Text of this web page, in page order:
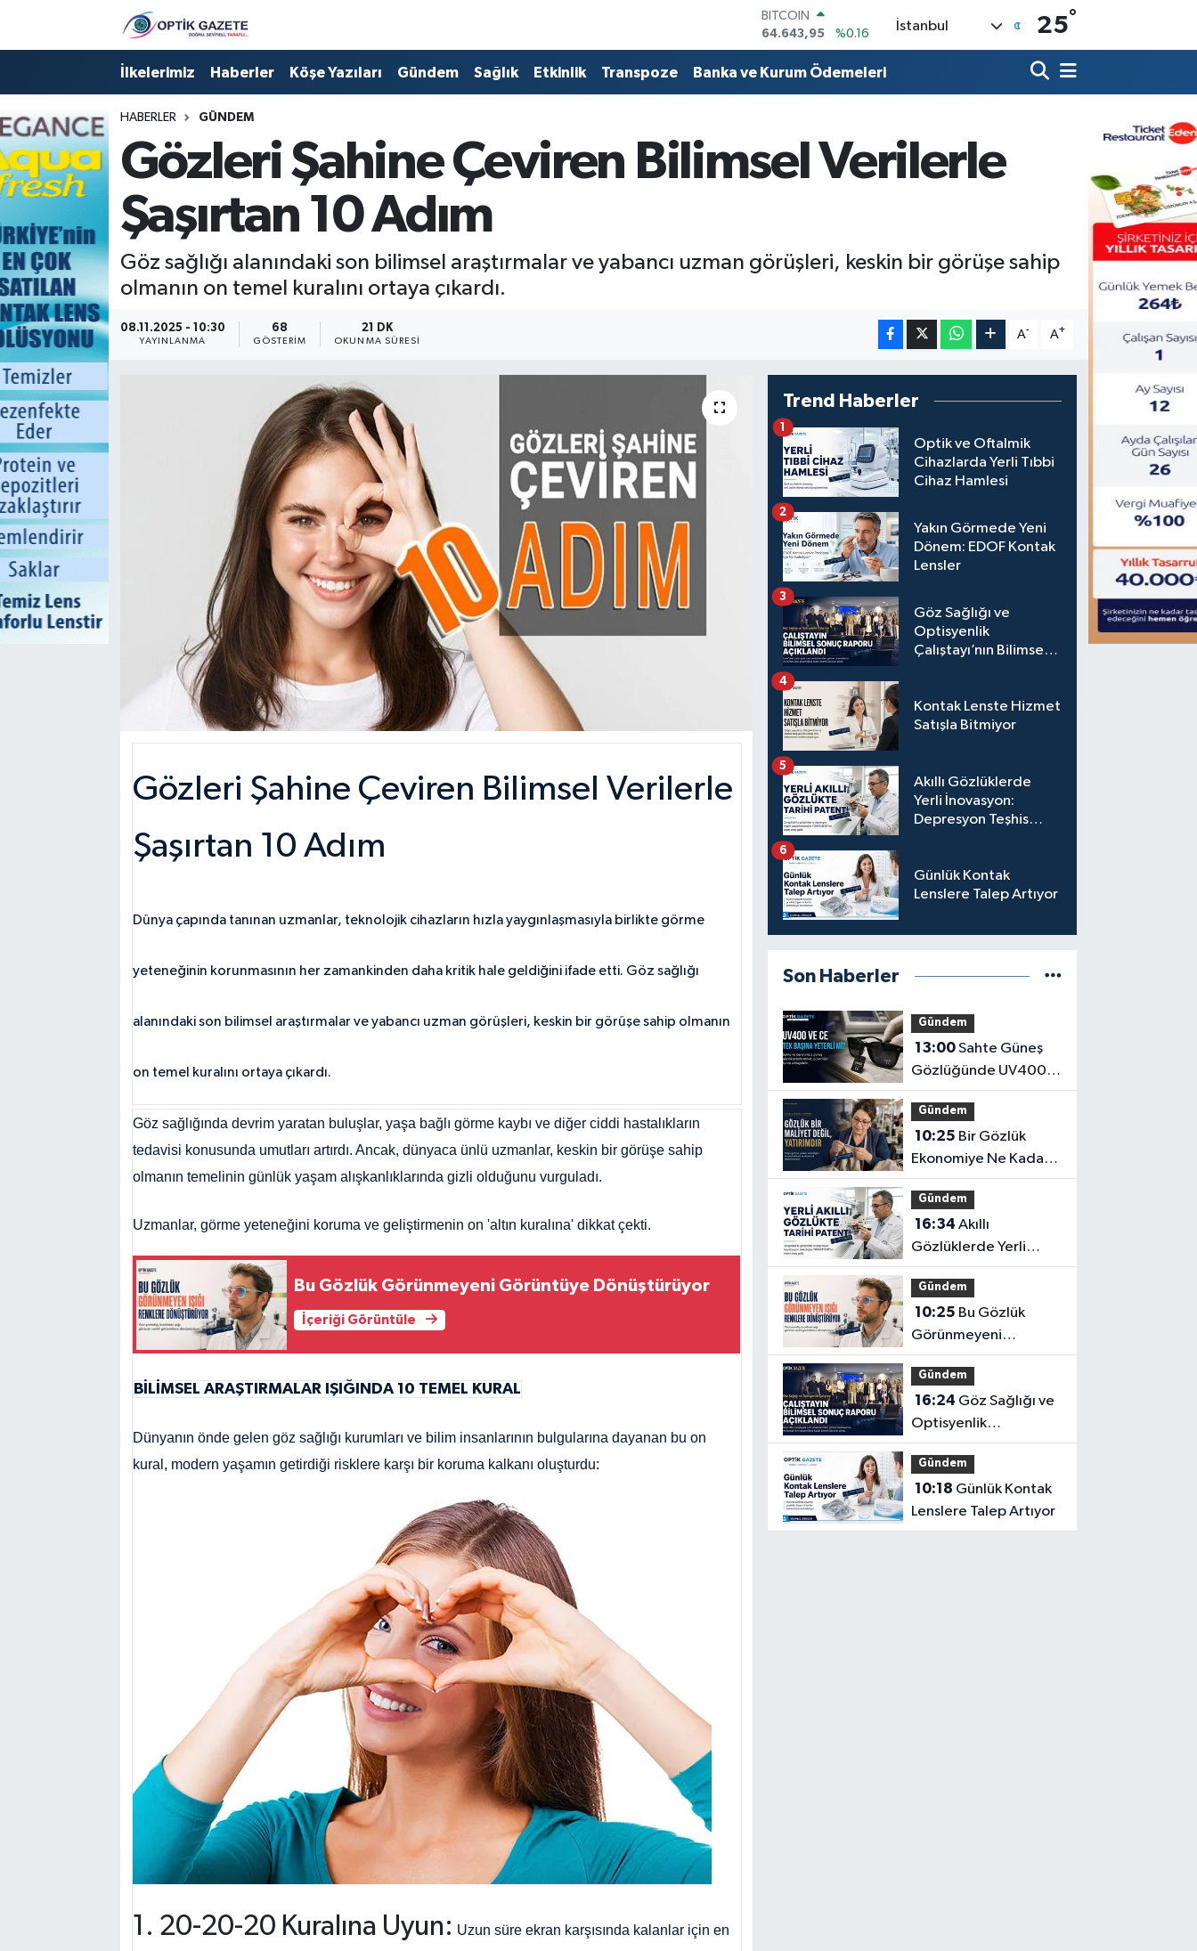
DOLAR
47,6006
%0.06
EURO
55,0250
%0.02
6500.87
%0.12
BİST100
13.799
%70
İstanbul 25°
İlkelerimiz Haberler Köşe Yazıları Gündem Sağlık Etkinlik Transpoze Banka ve Kurum Ödemeleri
HABERLER GÜNDEM
Gözleri Şahine Çeviren Bilimsel Verilerle
Şaşırtan 10 Adım
Göz sağlığı alanındaki son bilimsel araştırmalar ve yabancı uzman görüşleri, keskin bir görüşe sahip
olmanın on temel kuralını ortaya çıkardı.
08.11.2025 - 10:30
YAYINLANMA
68
GÖSTERIM
21 DK
OKUNMA SÜRESI
A- A+
Gözleri Şahine Çeviren Bilimsel Verilerle
Şaşırtan 10 Adım
Dünya çapında tanınan uzmanlar, teknolojik cihazların hızla yaygınlaşmasıyla birlikte görme
yeteneğinin korunmasının her zamankinden daha kritik hale geldiğini ifade etti. Göz sağlığı
alanındaki son bilimsel araştırmalar ve yabancı uzman görüşleri, keskin bir görüşe sahip olmanın
on temel kuralını ortaya çıkardı.
Göz sağlığında devrim yaratan buluşlar, yaşa bağlı görme kaybı ve diğer ciddi hastalıkların
tedavisi konusunda umutları artırdı. Ancak, dünyaca ünlü uzmanlar, keskin bir görüşe sahip
olmanın temelinin günlük yaşam alışkanlıklarında gizli olduğunu vurguladı.
Uzmanlar, görme yeteneğini koruma ve geliştirmenin on 'altın kuralına' dikkat çekti.
Bu Gözlük Görünmeyeni Görüntüye Dönüştürüyor
İçeriği Görüntüle
BİLİMSEL ARAŞTIRMALAR IŞIĞINDA 10 TEMEL KURAL
Dünyanın önde gelen göz sağlığı kurumları ve bilim insanlarının bulgularına dayanan bu on
kural, modern yaşamın getirdiği risklere karşı bir koruma kalkanı oluşturdu:
1. 20-20-20 Kuralına Uyun: Uzun süre ekran karşısında kalanlar için en
Trend Haberler
Optik ve Oftalmik
Cihazlarda Yerli Tıbbi
Cihaz Hamlesi
1
Yakın Görmede Yeni
Dönem: EDOF Kontak
Lensler
2
Göz Sağlığı ve
Optisyenlik
Çalıştayı’nın Bilimsel
3
Kontak Lenste Hizmet
Satışla Bitmiyor
4
Akıllı Gözlüklerde
Yerli İnovasyon:
Depresyon Teşhis
5
Günlük Kontak
Lenslere Talep Artıyor
6
Son Haberler
Gündem
13:00Sahte Güneş
Gözlüğünde UV400
ve CE İbaresi Tek
Başına Yeterli mi?
Gündem
10:25
Ekonomiye Ne Kadar
Katkı Sağlayabilir?
Gündem
16:34 Akıllı
Gözlüklerde Yerli
İnovasyon: Depresyon
Teşhis Eden Gözlüğe
Türkpatent Onayı
Gündem
10:25
Görünmeyeni
Görüntüye
Dönüştürüyor
Gündem
16:24
Optisyenlik
Çalıştayı’nın Bilimsel
Sonuç Raporu
Açıklandı
Gündem
10:18
Lenslere Talep Artıyor
Nöbetçi Eczaneler
Hava Durumu
İstanbul Namaz Vakitleri
Trafik Durumu
Süper Lig Puan Durumu ve Fikstür
Tüm Manşetler
Son Dakika Haberleri
Haber Arşivi